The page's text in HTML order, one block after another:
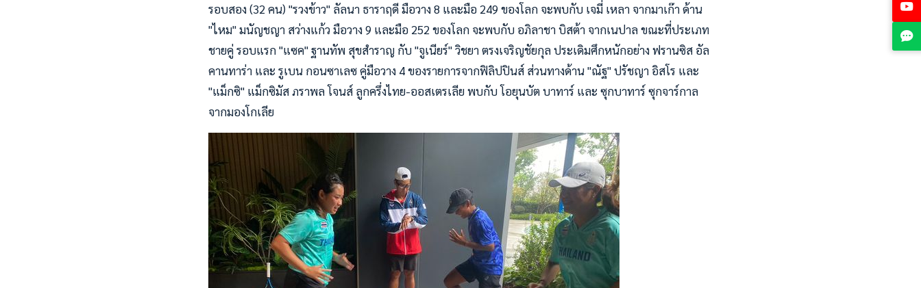
รอบสอง (32 คน) "รวงข้าว" ลัลนา ธาราฤดี มือวาง 8 และมือ 249 ของโลก จะพบกับ เจมี่ เหลา จากมาเก๊า ด้าน
"ไหม" มนัญชญา สว่างแก้ว มือวาง 9 และมือ 252 ของโลก จะพบกับ อภิลาชา บิสต้า จากเนปาล ขณะที่ประเภท
ชายคู่ รอบแรก "แซค" ฐานทัพ สุขสำราญ กับ "จูเนียร์" วิชยา ตรงเจริญชัยกุล ประเดิมศึกหนักอย่าง ฟรานซิส อัล
คานทาร่า และ รูเบน กอนซาเลซ คู่มือวาง 4 ของรายการจากฟิลิปปินส์ ส่วนทางด้าน "ณัฐ" ปรัชญา อิสโร และ
"แม็กซิ" แม็กซิมัส ภราพล โจนส์ ลูกครึ่งไทย-ออสเตรเลีย พบกับ โอยุนบัต บาทาร์ และ ซุกบาทาร์ ซุกจาร์กาล
จากมองโกเลีย